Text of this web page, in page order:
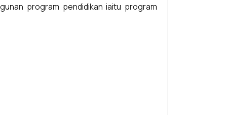
program pendidikan iaitu program